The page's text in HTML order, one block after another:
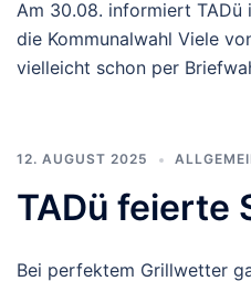
Am 30.08. informiert TADü
die Kommunalwahl Viele
vielleicht schon per
12. AUGUST 2025
TADü feierte
Bei perfektem Grillwetter